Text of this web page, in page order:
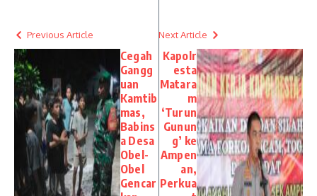
Previous Article
Cegah
Gangg
uan
Kamtib
mas,
Babins
a Desa
Obel-
Obel
Gencar
Next Article
Kapolr
esta
Matara
m
‘Turun
Gunun
g’ ke
Ampen
an,
Perkua